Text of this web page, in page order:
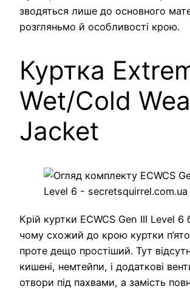
зводяться лише до основного
розгляньмо й особливості крою.
Куртка
Wet/Cold
Jacket
Крій куртки ECWCS Gen III Level 6
чому схожий до крою куртки
проте дещо простіший. Тут
кишені, немтейпи, і додаткові
отвори під пахвами, а замість